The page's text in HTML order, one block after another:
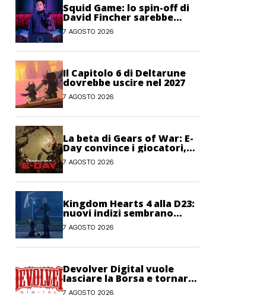
Squid Game: lo spin-off di
David Fincher sarebbe
stato cancellato da Netflix
7 AGOSTO 2026
Il Capitolo 6 di Deltarune
dovrebbe uscire nel 2027
7 AGOSTO 2026
La beta di Gears of War: E-
Day convince i giocatori,
anche se non pienamente
7 AGOSTO 2026
Kingdom Hearts 4 alla D23:
nuovi indizi sembrano
confermare la presenza del
gioco
7 AGOSTO 2026
Devolver Digital vuole
lasciare la Borsa e tornare
privata
7 AGOSTO 2026